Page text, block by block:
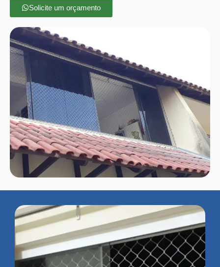
Solicite um orçamento